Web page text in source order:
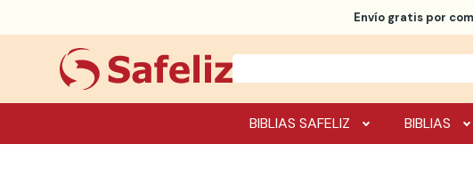
Envío gratispor
BIBLIAS SAFELIZ BIBLIAS